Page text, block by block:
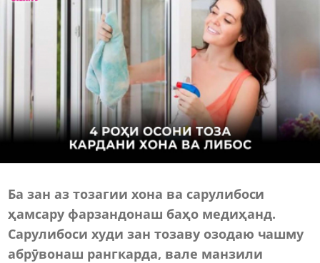
Ба зан аз тозагии хона ва сарулибоси
ҳамсару фарзандонаш баҳо медиҳанд.
Сарулибоси худи зан тозаву озодаю чашму
абрӯвонаш рангкарда, вале манзили